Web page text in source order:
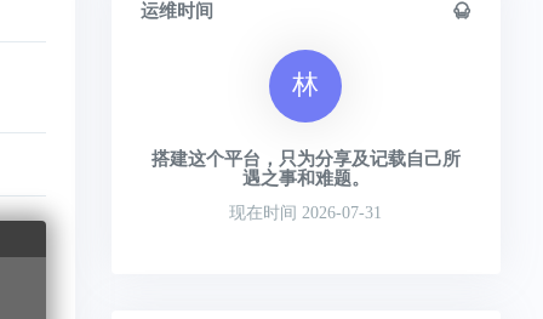
运维时间
林
搭建这个平台，只为分享及记载自己所
遇之事和难题。
现在时间 2026-07-31